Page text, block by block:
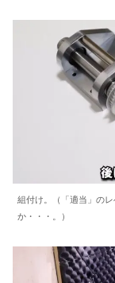
組付け。（「適当」の
か・・・。）